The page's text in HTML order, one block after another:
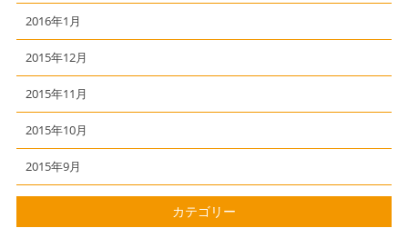
2016年1月
2015年12月
2015年11月
2015年10月
2015年9月
カテゴリー